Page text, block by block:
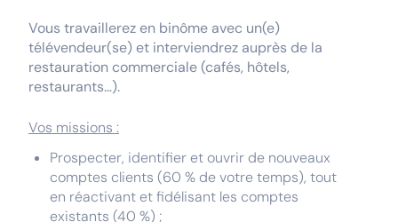
Vous travaillerez en binôme avec un(e)
télévendeur(se) et interviendrez auprès de la
restauration commerciale (cafés, hôtels,
restaurants…).
Vos missions :
Prospecter, identifier et ouvrir de nouveaux
comptes clients (60 % de votre temps), tout
en réactivant et fidélisant les comptes
existants (40 %) ;